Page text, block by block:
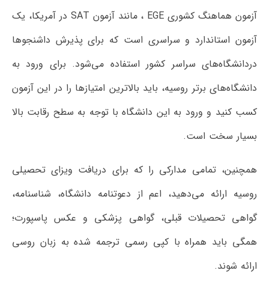
آزمون هماهنگ کشوری EGE ، مانند آزمون SAT در آمریکا، یک
آزمون استاندارد و سراسری است که برای پذیرش داشنجوها
دردانشگاه‌های سراسر کشور استفاده می‌شود. برای ورود به
دانشگاه‌های برتر روسیه، باید بالاترین امتیازها را در این آزمون
کسب کنید و ورود به این دانشگاه با توجه به سطح رقابت بالا
بسیار سخت است.
همچنین، تمامی مدارکی را که برای دریافت ویزای تحصیلی
روسیه ارائه می‌دهید، اعم از دعوتنامه دانشگاه، شناسنامه،
گواهی تحصیلات قبلی، گواهی پزشکی و عکس پاسپورت؛
همگی باید همراه با کپی رسمی ترجمه شده به زبان روسی
ارائه شوند.